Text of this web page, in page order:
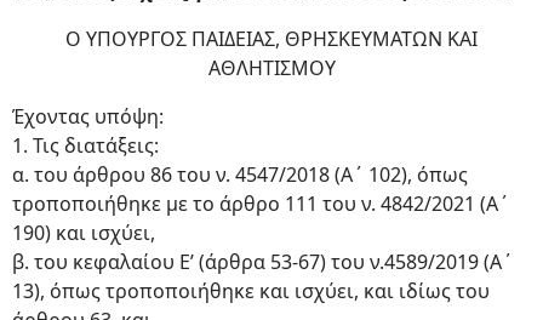
Ο ΥΠΟΥΡΓΟΣ ΠΑΙΔΕΙΑΣ, ΘΡΗΣΚΕΥΜΑΤΩΝ ΚΑΙ
ΑΘΛΗΤΙΣΜΟΥ
Έχοντας υπόψη:
1. Τις διατάξεις:
α. του άρθρου 86 του ν. 4547/2018 (Α΄ 102), όπως
τροποποιήθηκε με το άρθρο 111 του ν. 4842/2021 (Α΄
190) και ισχύει,
β. του κεφαλαίου Ε’ (άρθρα 53-67) του ν.4589/2019 (Α΄
13), όπως τροποποιήθηκε και ισχύει, και ιδίως του